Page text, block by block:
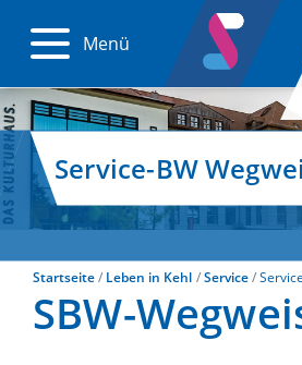
Menü
Service-BW
Startseite Leben in Kehl Service
SBW-